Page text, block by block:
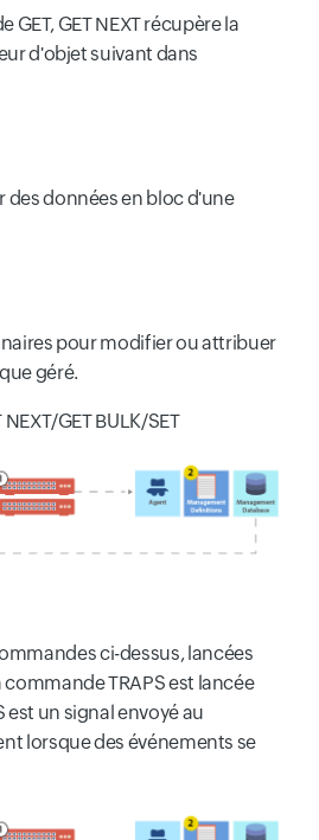
GET NEXT récupère la
d'objet suivant dans
des données en bloc d'une
pour modifier ou attribuer
géré.
NEXT/GET BULK/SET
ci-dessus, lancées
TRAPS est lancée
est un signal envoyé au
lorsque des événements se